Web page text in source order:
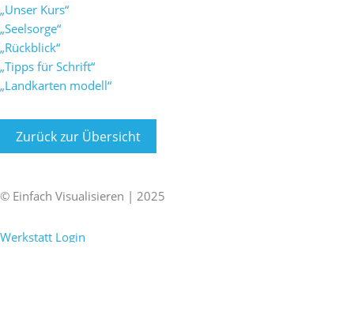
„Unser Kurs“
„Seelsorge“
„Rückblick“
„Tipps für Schrift“
„Landkarten modell“
Zurück zur Übersicht
F
a
c
X
i
n
L
i
I
n
© Einfach Visualisieren | 2025
Werkstatt Login